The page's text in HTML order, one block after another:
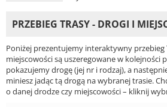
PRZEBIEG TRASY - DROGI I
Poniżej prezentujemy interaktywny przebieg
miejscowości są uszeregowane w kolejności
pokazujemy drogę (jej nr i rodzaj), a
miniesz jadąc tą drogą na wybranej trasie.
o danej drodze czy miejscowości – kliknij